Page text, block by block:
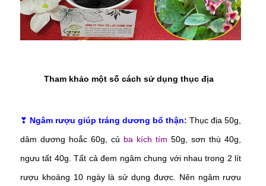
Tham khảo một số cách sử dụng thục địa
❣ Ngâm rượu giúp tráng dương bổ thận:Thục địa 50g,
dâm dương hoắc 60g, củ ba kích tím 50g, sơn thù 40g,
ngưu tất 40g. Tất cả đem ngâm chung với nhau trong 2 lít
rượu khoảng 10 ngày là sử dụng được. Nên ngâm rượu